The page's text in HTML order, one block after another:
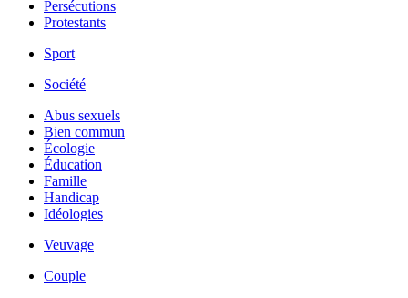
Persécutions
Protestants
Sport
Société
Abus sexuels
Bien commun
Écologie
Éducation
Famille
Handicap
Idéologies
Veuvage
Couple